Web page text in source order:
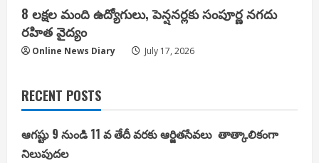
8 లక్షల మంది ఉద్యోగులు, పెన్షనర్లకు సంపూర్ణ నగదు
రహిత వైద్యం
Online News Diary July 17, 2026
RECENT POSTS
ఆగష్టు 9 నుండి 11 వ తేదీ వరకు ఆర్జితసేవలు తాత్కాలికంగా
నిలుపుదల